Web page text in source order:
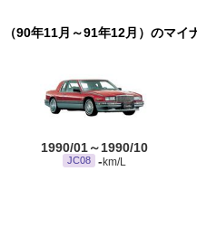
（90年11月～91年12月）のマイ
1990/01～1990/10
JC08 - km/L